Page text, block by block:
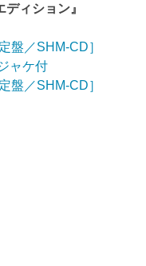
ィション』
盤／SHM-CD］
ャケ付
盤／SHM-CD］